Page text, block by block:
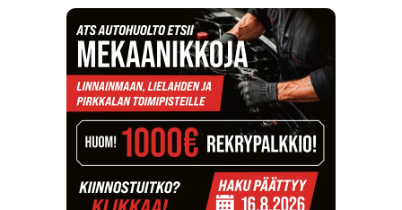
SUN Ilta
SUN Iltapäivä
SUN Keskipäivä
SUN Kesä
Suositus
SUN Kesästoppi
Suositus